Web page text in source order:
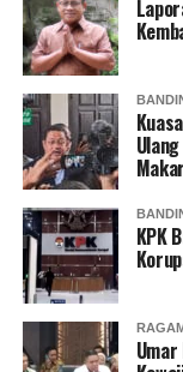
konten
Channel
RELATED TOPICS:
INFO TANAH
LONGSOR
UP NEXT
Kementan
KPK